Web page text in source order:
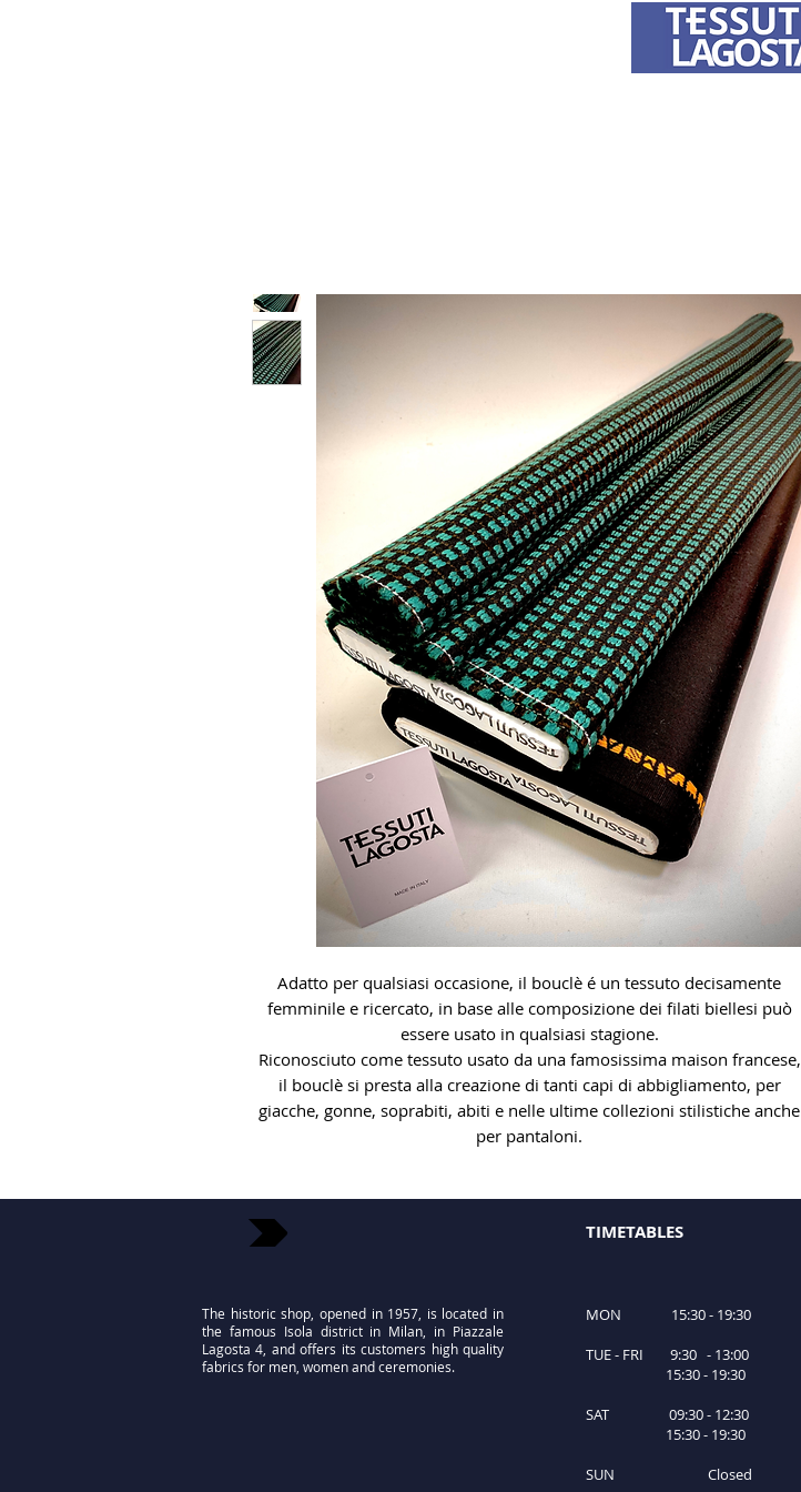
Adatto per qualsiasi occasione, il bouclè é un tessuto decisamente
femminile e ricercato, in base alle composizione dei filati biellesi può
essere usato in qualsiasi stagione.
Riconosciuto come tessuto usato da una famosissima maison francese,
il bouclè si presta alla creazione di tanti capi di abbigliamento, per
giacche, gonne, soprabiti, abiti e nelle ultime collezioni stilistiche anche
per pantaloni.
The historic shop, opened in 1957, is located in
the famous Isola district in Milan, in Piazzale
Lagosta 4, and offers its customers high quality
fabrics for men, women and ceremonies.
TIMETABLES
MON 15:30 - 19:30
TUE - FRI 9:30 - 13:00
15:30 - 19:30
SAT 09:30 - 12:30
15:30 - 19:30
SUN Closed